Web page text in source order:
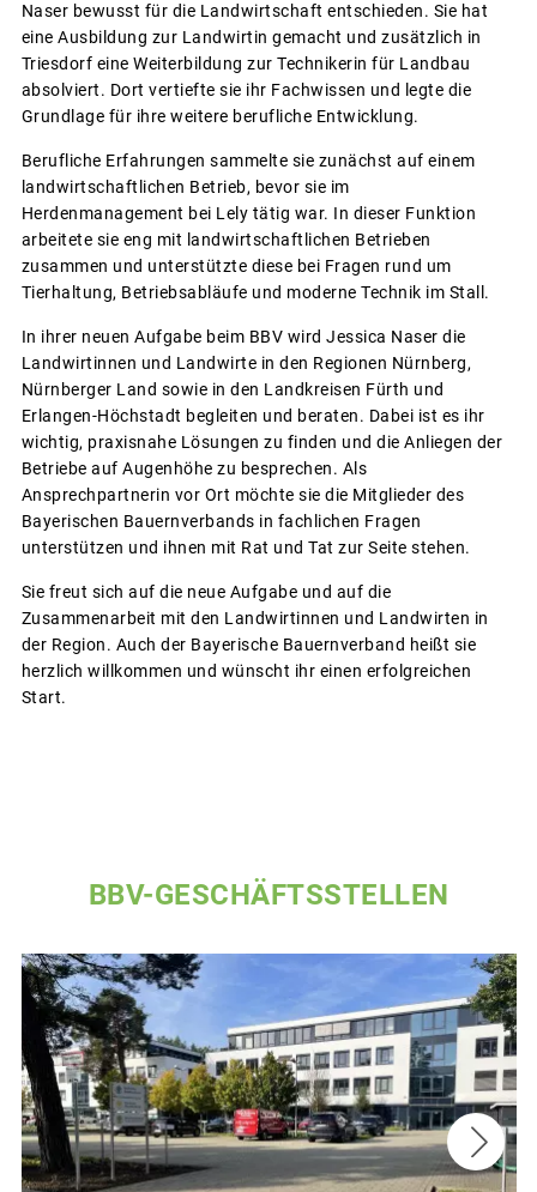
Naser bewusst für die Landwirtschaft entschieden. Sie hat
eine Ausbildung zur Landwirtin gemacht und zusätzlich in
Triesdorf eine Weiterbildung zur Technikerin für Landbau
absolviert. Dort vertiefte sie ihr Fachwissen und legte die
Grundlage für ihre weitere berufliche Entwicklung.
Berufliche Erfahrungen sammelte sie zunächst auf einem
landwirtschaftlichen Betrieb, bevor sie im
Herdenmanagement bei Lely tätig war. In dieser Funktion
arbeitete sie eng mit landwirtschaftlichen Betrieben
zusammen und unterstützte diese bei Fragen rund um
Tierhaltung, Betriebsabläufe und moderne Technik im Stall.
In ihrer neuen Aufgabe beim BBV wird Jessica Naser die
Landwirtinnen und Landwirte in den Regionen Nürnberg,
Nürnberger Land sowie in den Landkreisen Fürth und
Erlangen-Höchstadt begleiten und beraten. Dabei ist es ihr
wichtig, praxisnahe Lösungen zu finden und die Anliegen der
Betriebe auf Augenhöhe zu besprechen. Als
Ansprechpartnerin vor Ort möchte sie die Mitglieder des
Bayerischen Bauernverbands in fachlichen Fragen
unterstützen und ihnen mit Rat und Tat zur Seite stehen.
Sie freut sich auf die neue Aufgabe und auf die
Zusammenarbeit mit den Landwirtinnen und Landwirten in
der Region. Auch der Bayerische Bauernverband heißt sie
herzlich willkommen und wünscht ihr einen erfolgreichen
Start.
BBV-GESCHÄFTSSTELLEN